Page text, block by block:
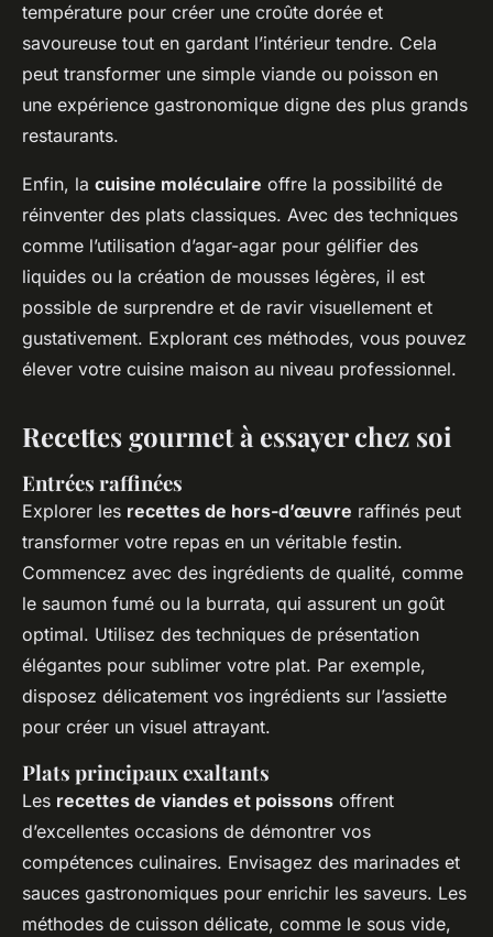
température pour créer une croûte dorée et
savoureuse tout en gardant l’intérieur tendre. Cela
peut transformer une simple viande ou poisson en
une expérience gastronomique digne des plus grands
restaurants.
Enfin, la cuisine moléculaire offre la possibilité de
réinventer des plats classiques. Avec des techniques
comme l’utilisation d’agar-agar pour gélifier des
liquides ou la création de mousses légères, il est
possible de surprendre et de ravir visuellement et
gustativement. Explorant ces méthodes, vous pouvez
élever votre cuisine maison au niveau professionnel.
Recettes gourmet à essayer chez soi
Entrées raffinées
Explorer les recettes de hors-d’œuvre raffinés peut
transformer votre repas en un véritable festin.
Commencez avec des ingrédients de qualité, comme
le saumon fumé ou la burrata, qui assurent un goût
optimal. Utilisez des techniques de présentation
élégantes pour sublimer votre plat. Par exemple,
disposez délicatement vos ingrédients sur l’assiette
pour créer un visuel attrayant.
Plats principaux exaltants
Les recettes de viandes et poissons offrent
d’excellentes occasions de démontrer vos
compétences culinaires. Envisagez des marinades et
sauces gastronomiques pour enrichir les saveurs. Les
méthodes de cuisson délicate, comme le sous vide,